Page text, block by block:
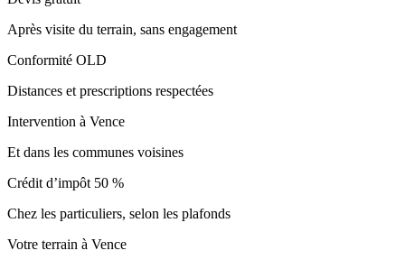
Après visite du terrain, sans engagement
Conformité OLD
Distances et prescriptions respectées
Intervention à Vence
Et dans les communes voisines
Crédit d’impôt 50 %
Chez les particuliers, selon les plafonds
Votre terrain à Vence